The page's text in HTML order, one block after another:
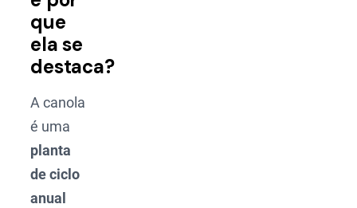
que
ela se
destaca?
A canola
é uma
planta
de ciclo
anual